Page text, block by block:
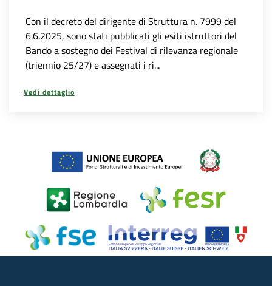
Con il decreto del dirigente di Struttura n. 7999 del
6.6.2025, sono stati pubblicati gli esiti istruttori del
Bando a sostegno dei Festival di rilevanza regionale
(triennio 25/27) e assegnati i ri...
Vedi dettaglio